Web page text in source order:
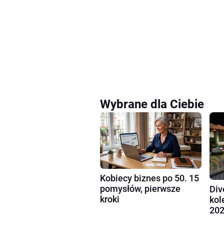
Wybrane dla Ciebie
Kobiecy biznes po 50. 15
pomysłów, pierwsze
kroki